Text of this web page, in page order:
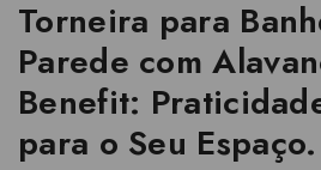
Torneira para
Parede com
Benefit:
para o Seu Espaço.